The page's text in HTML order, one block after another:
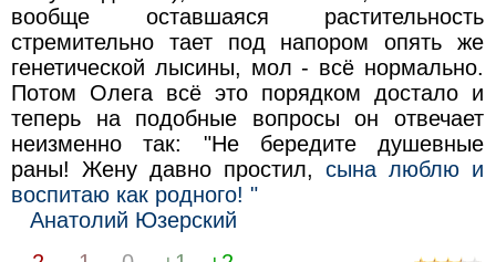
вообще оставшаяся растительность
стремительно тает под напором опять же
генетической лысины, мол - всё нормально.
Потом Олега всё это порядком достало и
теперь на подобные вопросы он отвечает
неизменно так: "Не бередите душевные
раны! Жену давно простил,сына люблю и
воспитаю как родного! "
Анатолий Юзерский